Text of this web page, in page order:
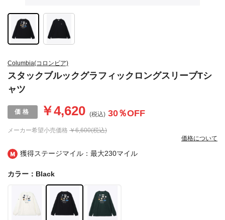
獲得ステージマイル：最大230マイル
Columbia(コロンビア)
スタックブルックグラフィックロングスリーブTシ
ャツ
メーカー希望小売価格 ￥6,600(税込)
￥4,620 (税込) 30％OFF
価格について
カラー：Black